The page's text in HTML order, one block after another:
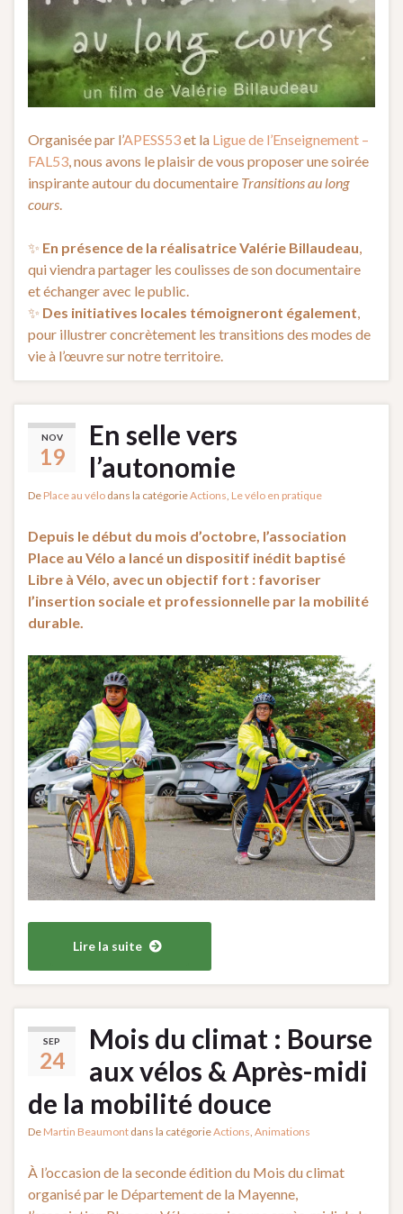
Organisée par l’APESS53et la Ligue de l’Enseignement –
FAL53, nous avons le plaisir de vous proposer une soirée
inspirante autour du documentaire Transitions au long
cours.
✨ En présence de la réalisatrice Valérie Billaudeau,
qui viendra partager les coulisses de son documentaire
et échanger avec le public.
✨ Des initiatives locales témoigneront également,
pour illustrer concrètement les transitions des modes de
vie à l’œuvre sur notre territoire.
NOV
19
En selle vers
l’autonomie
De Place au vélo dans la catégorieActions, Le vélo en pratique
Depuis le début du mois d’octobre, l’association
Place au Vélo a lancé un dispositif inédit baptisé
Libre à Vélo, avec un objectif fort : favoriser
l’insertion sociale et professionnelle par la mobilité
durable.
Lire la suite
SEP
24
Mois du climat : Bourse
aux vélos & Après-midi
de la mobilité douce
De Martin Beaumont dans la catégorieActions Animations
À l’occasion de la seconde édition du Mois du climat
organisé par le Département de la Mayenne,